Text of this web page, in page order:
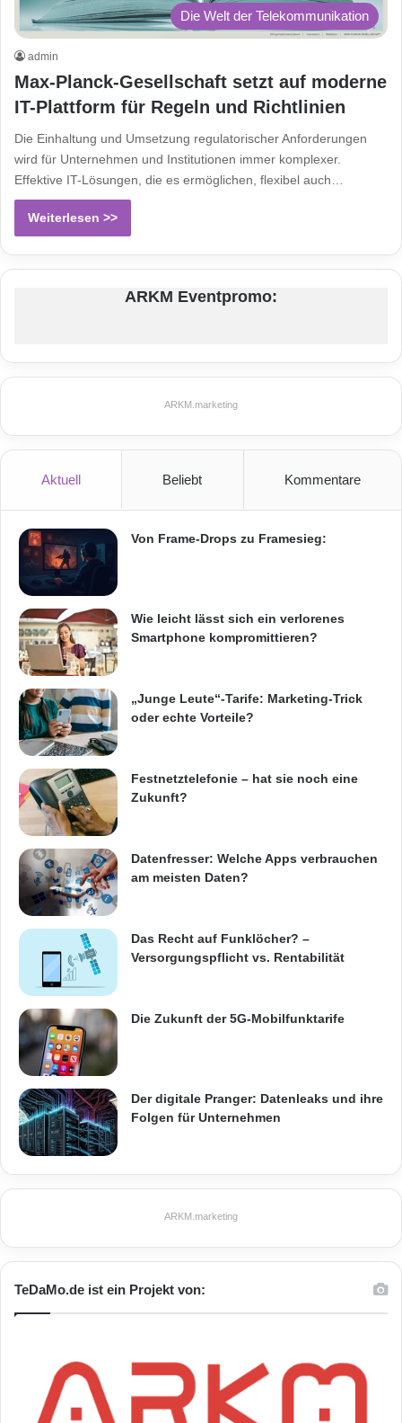
Die Welt der Telekommunikation
admin
Max-Planck-Gesellschaft setzt auf moderne
IT-Plattform für Regeln und Richtlinien
Die Einhaltung und Umsetzung regulatorischer Anforderungen
wird für Unternehmen und Institutionen immer komplexer.
Effektive IT-Lösungen, die es ermöglichen, flexibel auch…
Weiterlesen >>
ARKM Eventpromo:
ARKM.marketing
Aktuell Beliebt Kommentare
Von Frame-Drops zu Framesieg:
Wie leicht lässt sich ein verlorenes
Smartphone kompromittieren?
„Junge Leute“-Tarife: Marketing-Trick
oder echte Vorteile?
Festnetztelefonie – hat sie noch eine
Zukunft?
Datenfresser: Welche Apps verbrauchen
am meisten Daten?
Das Recht auf Funklöcher? –
Versorgungspflicht vs. Rentabilität
Die Zukunft der 5G-Mobilfunktarife
Der digitale Pranger: Datenleaks und ihre
Folgen für Unternehmen
ARKM.marketing
TeDaMo.de ist ein Projekt von: